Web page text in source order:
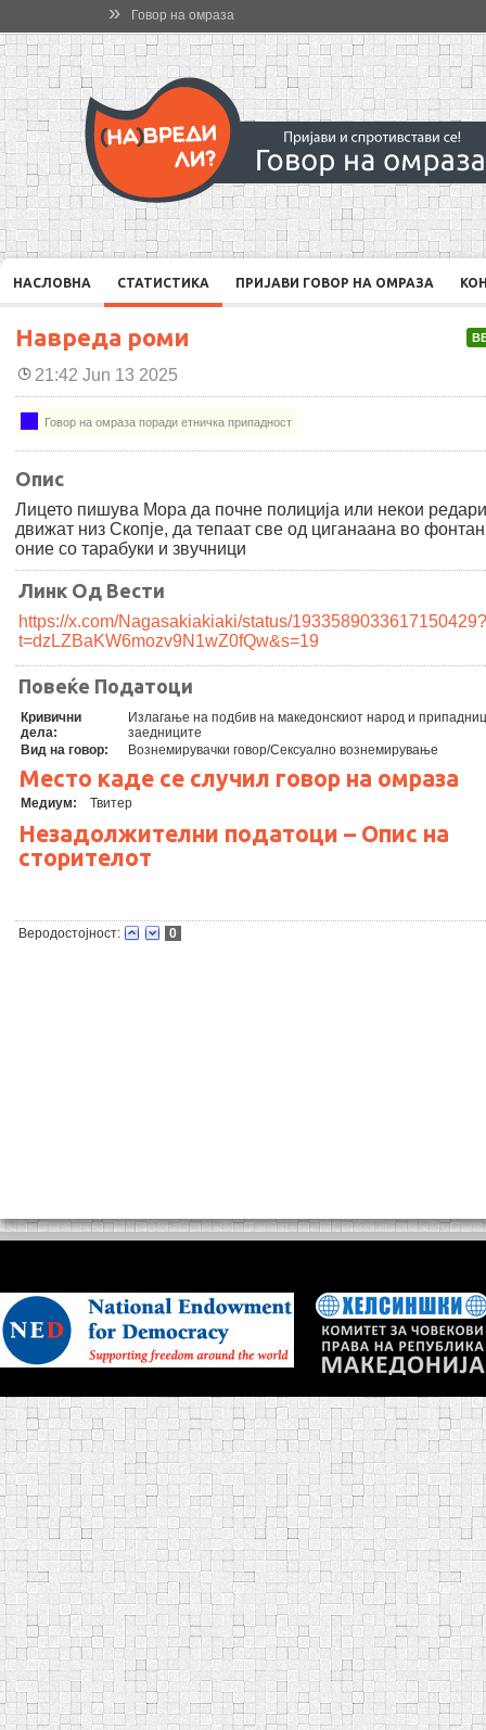
» Говор на омраза
НАСЛОВНА СТАТИСТИКА ПРИЈАВИ ГОВОР НА ОМРАЗА
Навреда роми
21:42 Jun 13 2025
Говор на омраза поради етничка припадност
Опис
Лицето пишува Мора да почне полиција или некои
движат низ Скопје, да тепаат све од циганаана во
оние со тарабуки и звучници
Линк Од Вести
https://x.com/Nagasakiakiaki/status/1933589033617150429?
t=dzLZBaKW6mozv9N1wZ0fQw&s=19
Повеќе Податоци
Кривични
дела:
Излагање на подбив на македонскиот народ и
заедниците
Вид на говор:
Вознемирувачки говор/Сексуално вознемирување
Место каде се случил говор на омраза
Медиум: Твитер
Незадолжителни податоци – Опис на
сторителот
Веродостојност: 0